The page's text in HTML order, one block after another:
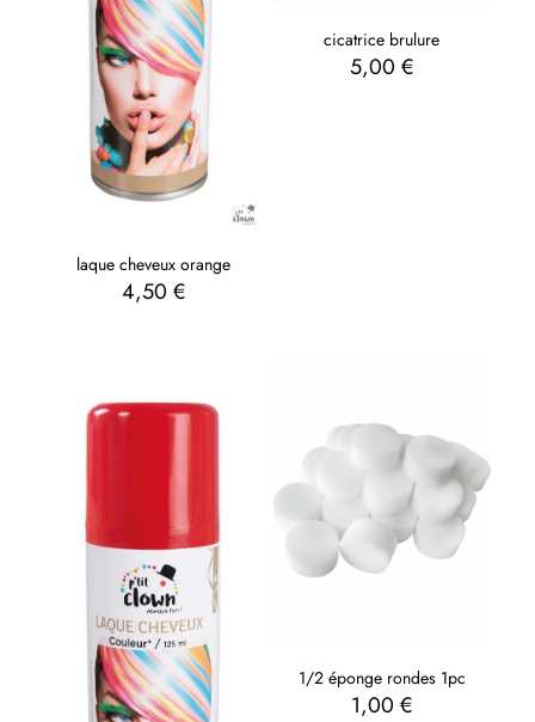
laque cheveux orange
4,50 €
cicatrice brulure
5,00 €
1/2 éponge rondes 1pc
1,00 €